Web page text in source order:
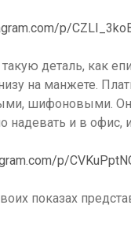
p/
деталь, как
на манжете.
шифоновыми. Они
и в офис,
p/
показах